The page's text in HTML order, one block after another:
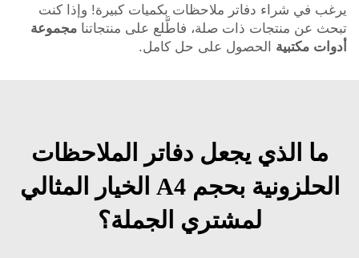
يرغب في شراء دفاتر ملاحظات بكميات كبيرة! وإذا كنت
تبحث عن منتجات ذات صلة، فاطَّلع على منتجاتنا مجموعة
أدوات مكتبية
الحصول على حل كامل.
ما الذي يجعل دفاتر الملاحظات
الحلزونية بحجم A4 الخيار المثالي
لمشتري الجملة؟